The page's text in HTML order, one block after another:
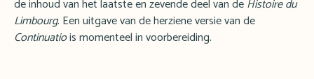
de inhoud van het laatste en zevende deel van deHistoire du
Limbourg. Een uitgave van de herziene versie van de
Continuatiois momenteel in voorbereiding.